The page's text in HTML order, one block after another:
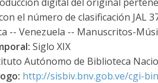
el número de clasificación JAL
-- Venezuela -- Manuscritos-
Siglo XIX
Autónomo de Biblioteca
http://sisbiv.bnv.gob.ve/cgi-